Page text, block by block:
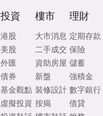
投資
港股
美股
外匯
債券
基金觀點
虛擬投資
樓市
大市消息
二手成交
資助房屋
新盤
裝修設計
按揭
理財
定期存款
保險
儲蓄
強積金
數字銀行
借貸